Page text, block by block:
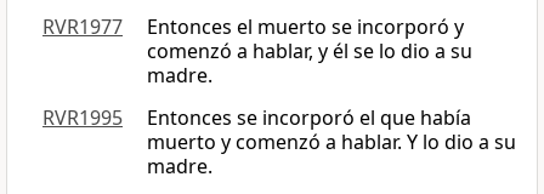
RVR1977
Entonces el muerto se incorporó y
comenzó a hablar, y él se lo dio a su
madre.
RVR1995
Entonces se incorporó el que había
muerto y comenzó a hablar. Y lo dio a su
madre.